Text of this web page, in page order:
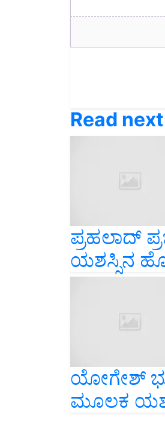
Read next
ಪ್ರಹಲಾದ್
ಯಶಸ್ಸಿನ
ಯೋಗೇಶ್
ಮೂಲಕ